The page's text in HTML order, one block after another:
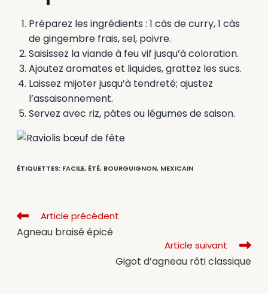
Préparez les ingrédients : 1 càs de curry, 1 càs
de gingembre frais, sel, poivre.
Saisissez la viande à feu vif jusqu’à coloration.
Ajoutez aromates et liquides, grattez les sucs.
Laissez mijoter jusqu’à tendreté; ajustez
l’assaisonnement.
Servez avec riz, pâtes ou légumes de saison.
ÉTIQUETTES: FACILE, ÉTÉ, BOURGUIGNON, MEXICAIN
Article précédent
Agneau braisé épicé
Article suivant
Gigot d’agneau rôti classique